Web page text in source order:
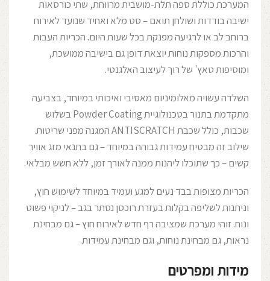
המערכת כוללת ספה תלת-מושבית מרווחת, שתי כורסאות
ישיבה בודדות ושולחן תואם – סט מלא ואחיד שנועד לאירוח
ברוחב לב או לרגיעה מפנקת בכל שעות היום. הכריות העבות
והרכות מספקות נוחות יוצאת דופן גם בישיבה ממושכת,
ומוסיפות טאץ' של רוך לעיצוב האלגנטי.
השלדה עשויה מאלומיניום מאסיבי ואיכותי במיוחד, בצביעה
מתקדמת בתנור בטכנולוגיית Powder Coating בשלוש
שכבות, כולל שכבת ANTISCRATCH המגנה מפני שריטות.
שילוב זה מבטיח עמידות גבוהה במיוחד – גם בתנאי מזג אוויר
קשים – כך שתוכלו ליהנות ממנה לאורך זמן, ללא חשש מבלאי.
הכריות מצופות בבד נעים למגע ועמיד במיוחד לשימוש חוץ,
וניתנות לשליפה בקלות בעזרת רוכסן נסתר בגב – לניקוי פשוט
ונוח. זוהי מערכת שמציבה רף חדש לאירוח חוץ – גם מבחינת
נראות, גם מבחינת נוחות, וגם מבחינת עמידות.
מידות ומפרטים